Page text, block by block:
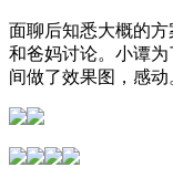
面聊后知悉大概的
和爸妈讨论。小谭
间做了效果图，感动